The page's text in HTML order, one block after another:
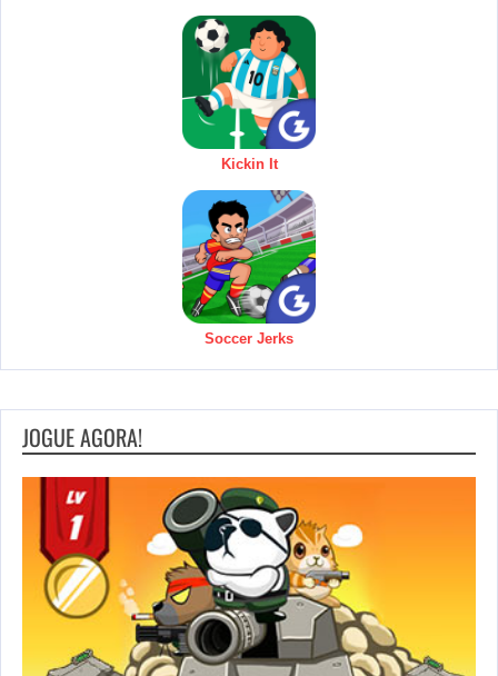
Kickin It
Soccer Jerks
JOGUE AGORA!